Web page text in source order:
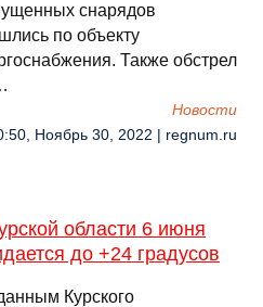
снарядов
по объекту
Также обстрел
Новости
Ноябрь 30, 2022 | regnum.ru
области 6 июня
до +24 градусов
Курского